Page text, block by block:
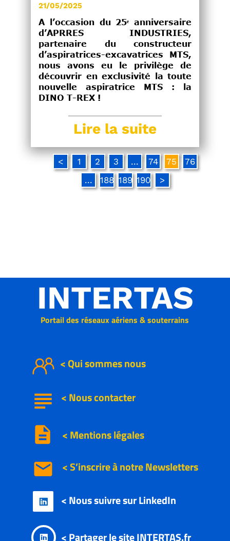
description
subject
email
INTERTAS
<Nouscontacter
< Nous suivre sur LinkedIn
< Qui sommes nous
< S’inscrire à notreNewsletters
< Mentions légales
Portail des réseaux aériens & souterrains
< Partager le site INTERTAS.fr


21/05/2025
A l’occasion du 25ᵉ anniversaire
d’APRRES INDUSTRIES,
partenaire du constructeur
d’aspiratrices-excavatrices MTS,
nous avons eu le privilège de
découvrir en exclusivité la toute
nouvelle aspiratrice MTS : la
DINO T-REX !
Lire la suite
< 1 2 3 ... 74 75
76
...
188 189 190 >